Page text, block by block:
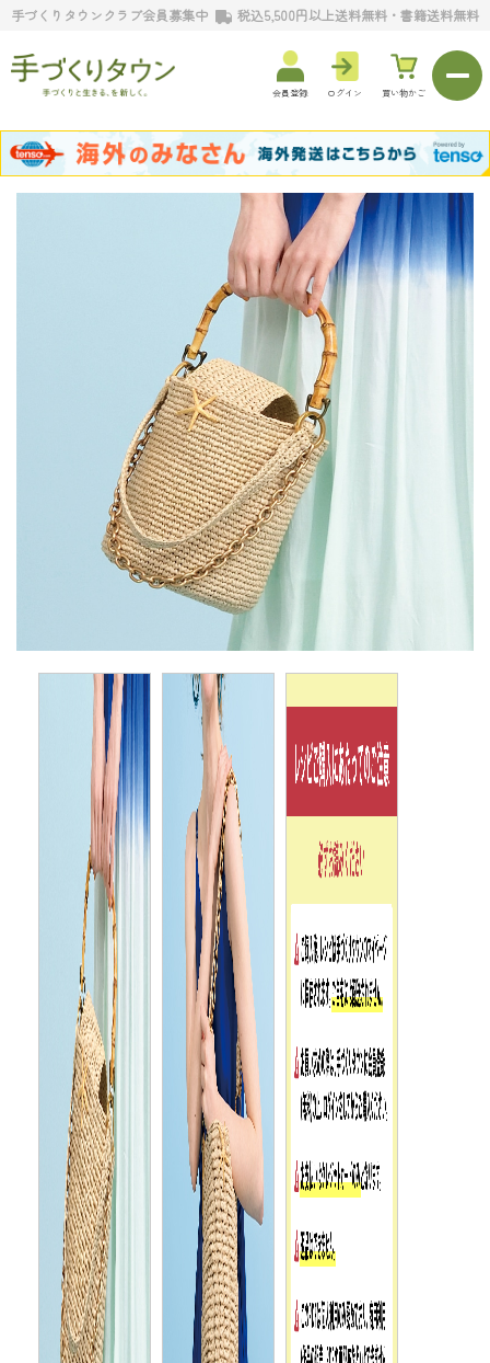
手づくりタウンクラブ会員募集中 税込5,500円以上送料無料・書籍送料無料
会員登録 ログイン 買い物かご